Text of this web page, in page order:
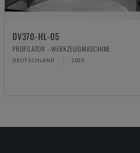
DV370-HL-05
PROFILATOR - WERKZEUGMASCHINE
DEUTSCHLAND 2020